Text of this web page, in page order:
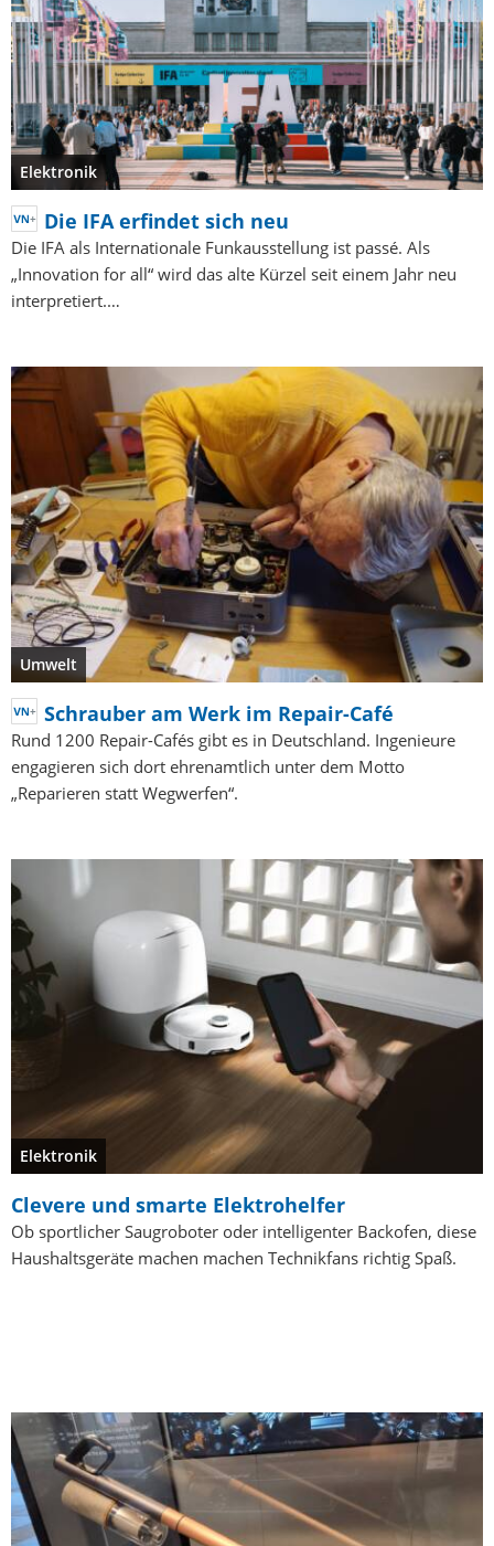
Elektronik
Die IFA erfindet sich neu
Die IFA als Internationale Funkausstellung ist passé. Als
„Innovation for all“ wird das alte Kürzel seit einem Jahr neu
interpretiert.…
Umwelt
Schrauber am Werk im Repair-Café
Rund 1200 Repair-Cafés gibt es in Deutschland. Ingenieure
engagieren sich dort ehrenamtlich unter dem Motto
„Reparieren statt Wegwerfen“.
Elektronik
Clevere und smarte Elektrohelfer
Ob sportlicher Saugroboter oder intelligenter Backofen, diese
Haushaltsgeräte machen machen Technikfans richtig Spaß.